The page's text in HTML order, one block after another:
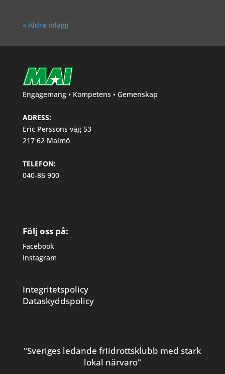
« Äldre inlägg
Engagemang • Kompetens • Gemenskap
ADRESS:
Eric Perssons väg 53
217 62 Malmö
TELEFON:
040-86 900
Följ oss på:
Facebook
Instagram
Integritetspolicy
Dataskyddspolicy
"Sveriges ledande friidrottsklubb med stark
lokal närvaro"